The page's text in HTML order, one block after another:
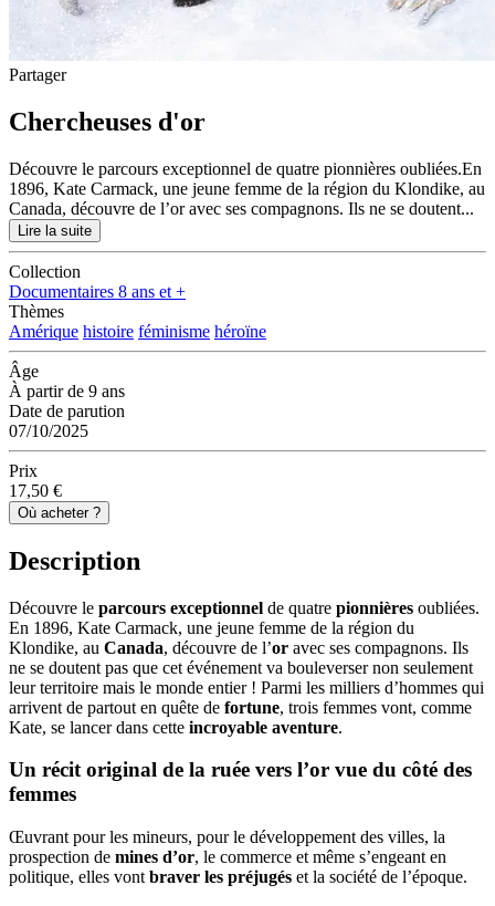
Partager
Chercheuses d'or
Découvre le parcours exceptionnel de quatre pionnières oubliées.En
1896, Kate Carmack, une jeune femme de la région du Klondike, au
Canada, découvre de l’or avec ses compagnons. Ils ne se doutent...
Lire la suite
Collection
Documentaires 8 ans et +
Thèmes
Amérique histoire féminisme héroïne
Âge
À partir de 9 ans
Date de parution
07/10/2025
Prix
17,50 €
Où acheter ?
Description
Découvre le parcours exceptionnel de quatre pionnières oubliées.
En 1896, Kate Carmack, une jeune femme de la région du
Klondike, au Canada, découvre de l’or avec ses compagnons. Ils
ne se doutent pas que cet événement va bouleverser non seulement
leur territoire mais le monde entier ! Parmi les milliers d’hommes qui
arrivent de partout en quête de fortune, trois femmes vont, comme
Kate, se lancer dans cette incroyable aventure.
Un récit original de la ruée vers l’or vue du côté des
femmes
Œuvrant pour les mineurs, pour le développement des villes, la
prospection de mines d’or, le commerce et même s’engeant en
politique, elles vont braver les préjugés et la société de l’époque.